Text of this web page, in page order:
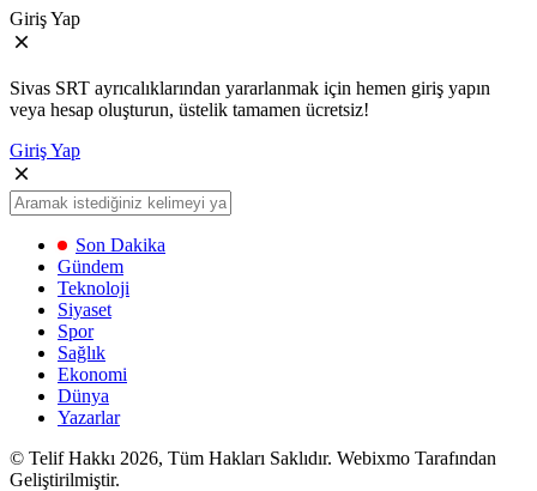
Giriş Yap
Sivas SRT ayrıcalıklarından yararlanmak için hemen giriş yapın
veya hesap oluşturun, üstelik tamamen ücretsiz!
Giriş Yap
Son Dakika
Gündem
Teknoloji
Siyaset
Spor
Sağlık
Ekonomi
Dünya
Yazarlar
© Telif Hakkı 2026, Tüm Hakları Saklıdır. Webixmo Tarafından
Geliştirilmiştir.